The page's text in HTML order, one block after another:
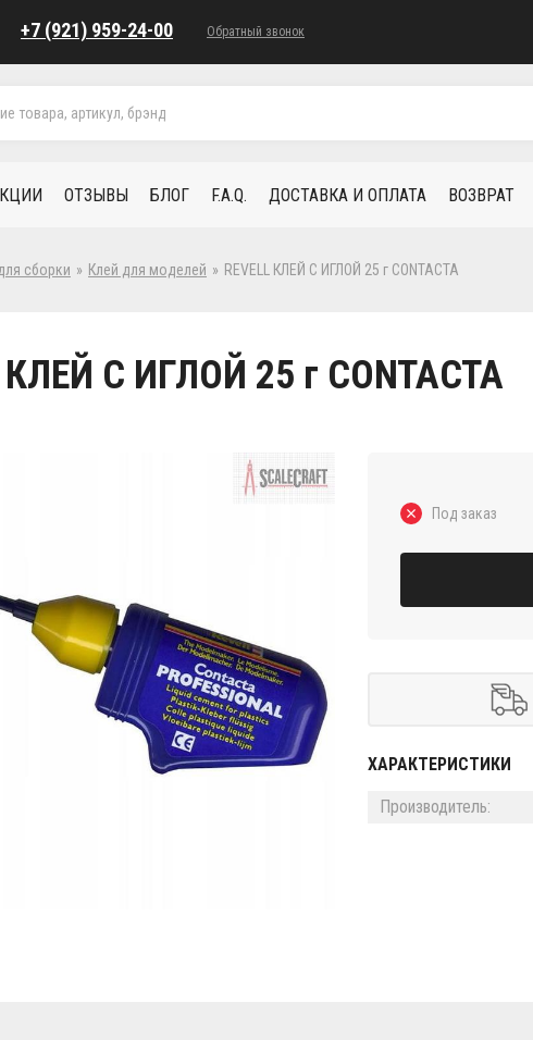
+7 (921) 959-24-00 Обратный звонок
ОТЗЫВЫ БЛОГ F.A.Q. ДОСТАВКА И ОПЛАТА ВОЗВРАТ
сборки » Клей для моделей » REVELL КЛЕЙ С ИГЛОЙ 25 г CONTACTA
КЛЕЙ С ИГЛОЙ 25 г CONTACTA
Под заказ
ХАРАКТЕРИСТИКИ
Производитель: